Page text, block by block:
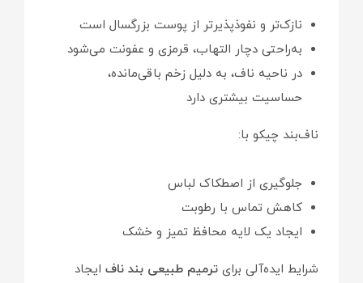
نازک‌تر و نفوذپذیرتر از پوست بزرگسال است
به‌راحتی دچار التهاب، قرمزی و عفونت می‌شود
در ناحیه ناف، به دلیل زخم باقی‌مانده،
حساسیت بیشتری دارد
ناف‌بند چیکو با:
جلوگیری از اصطکاک لباس
کاهش تماس با رطوبت
ایجاد یک لایه محافظ تمیز و خشک
شرایط ایده‌آلی برای ترمیم طبیعی بند ناف ایجاد